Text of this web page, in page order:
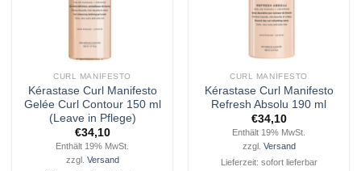
CURL MANIFESTO
Kérastase Curl Manifesto
Gelée Curl Contour 150 ml
(Leave in Pflege)
€34,10
Enthält 19% MwSt.
zzgl. Versand
CURL MANIFESTO
Kérastase Curl Manifesto
Refresh Absolu 190 ml
€34,10
Enthält 19% MwSt.
zzgl. Versand
Lieferzeit: sofort lieferbar